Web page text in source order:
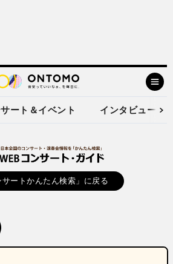
ート＆イベント インタビュー
ートかんたん検索」に戻る